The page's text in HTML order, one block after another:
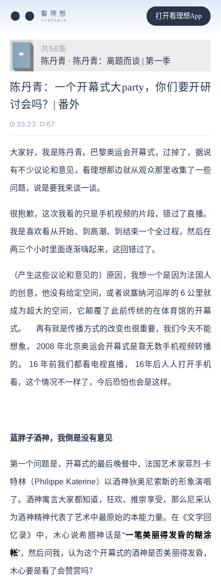
打开看理想App
共56集
陈丹青 · 陈丹青：离题而谈 | 第一季
陈丹青：一个开幕式大party，你们要开研
讨会吗？| 番外
33:23 67
大家好，我是陈丹青。巴黎奥运会开幕式，过掉了，据说
有不少议论和意见，看理想那边就从观众那里收集了一些
问题，说是要我来谈一谈。
很抱歉，这次我看的只是手机视频的片段，错过了直播。
我是喜欢看从开始、到高潮、到结束一个全过程，然后在
两三个小时里面逐渐嗨起来，这回错过了。
（产生这些议论和意见的）原因，我想一个是因为法国人
的创意，他没有给定空间，或者说塞纳河沿岸的 6 公里就
成为超大的空间，它颠覆了此前传统的在体育馆的开幕
式。 再有就是传播方式的改变也很重要，我们今天不能
想象， 2008 年北京奥运会开幕式是靠无数手机视频转播
的。 16 年前我们都看电视直播， 16年后人人打开手机
看，这个情况不一样了，今后恐怕也会是这样。
蓝胖子酒神，我倒是没有意见
第一个问题是，开幕式的最后晚餐中，法国艺术家菲烈·卡
特林（Philippe Katerine）以酒神狄奥尼索斯的形象演唱
了。酒神寓言大家都知道，狂欢、推崇享受，那么尼采认
为酒神精神代表了艺术中最原始的本能力量。在《文学回
忆录》中，木心说希腊神话是“一笔美丽得发昏的糊涂
帐”，然后问我，认为这个开幕式的酒神是否美丽得发昏，
木心要是看了会赞赏吗？